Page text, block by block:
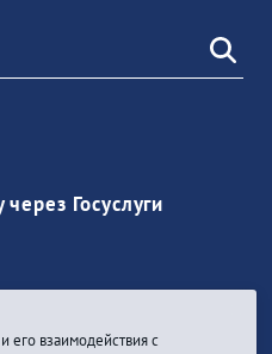
Госуслуги
его взаимодействия с